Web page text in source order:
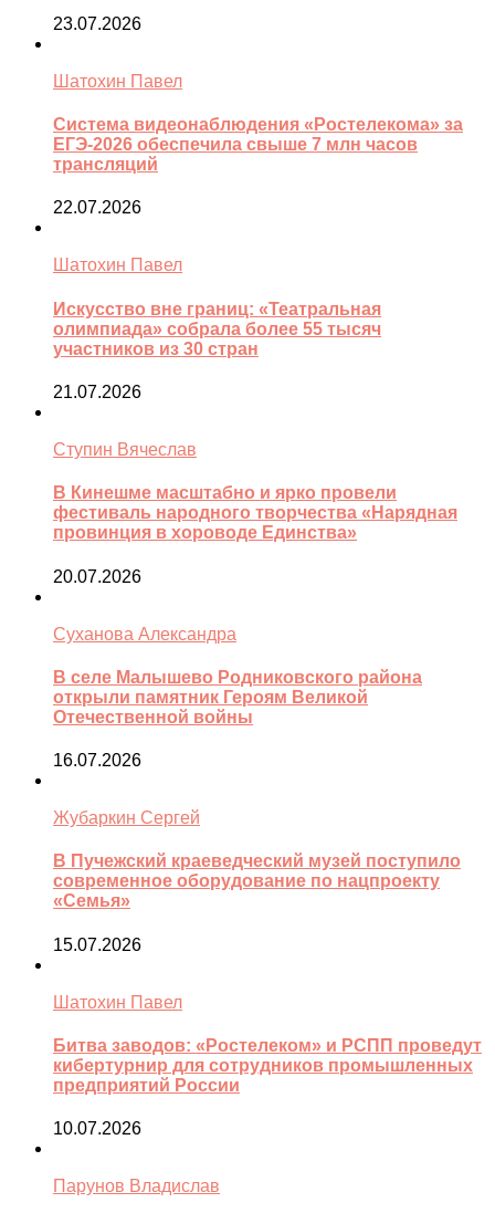
23.07.2026
Шатохин Павел
Система видеонаблюдения «Ростелекома» за
ЕГЭ-2026 обеспечила свыше 7 млн часов
трансляций
22.07.2026
Шатохин Павел
Искусство вне границ: «Театральная
олимпиада» собрала более 55 тысяч
участников из 30 стран
21.07.2026
Ступин Вячеслав
В Кинешме масштабно и ярко провели
фестиваль народного творчества «Нарядная
провинция в хороводе Единства»
20.07.2026
Суханова Александра
В селе Малышево Родниковского района
открыли памятник Героям Великой
Отечественной войны
16.07.2026
Жубаркин Сергей
В Пучежский краеведческий музей поступило
современное оборудование по нацпроекту
«Семья»
15.07.2026
Шатохин Павел
Битва заводов: «Ростелеком» и РСПП проведут
кибертурнир для сотрудников промышленных
предприятий России
10.07.2026
Парунов Владислав